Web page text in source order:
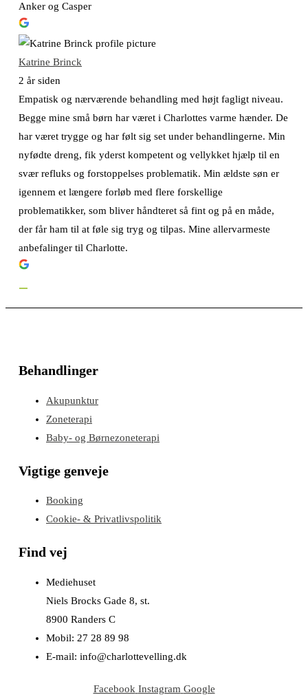
Anker og Casper
Katrine Brinck
2 år siden
Empatisk og nærværende behandling med højt fagligt niveau.
Begge mine små børn har været i Charlottes varme hænder. De
har været trygge og har følt sig set under behandlingerne. Min
nyfødte dreng, fik yderst kompetent og vellykket hjælp til en
svær refluks og forstoppelses problematik. Min ældste søn er
igennem et længere forløb med flere forskellige
problematikker, som bliver håndteret så fint og på en måde,
der får ham til at føle sig tryg og tilpas. Mine allervarmeste
anbefalinger til Charlotte.
Behandlinger
Akupunktur
Zoneterapi
Baby- og Børnezoneterapi
Vigtige genveje
Booking
Cookie- & Privatlivspolitik
Find vej
Mediehuset
Niels Brocks Gade 8, st.
8900 Randers C
Mobil: 27 28 89 98
E-mail: info@charlottevelling.dk
Facebook Instagram Google